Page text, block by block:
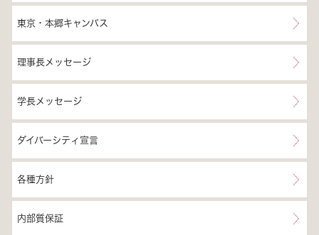
東京・本郷キャンパス
理事長メッセージ
学長メッセージ
ダイバーシティ宣言
各種方針
内部質保証